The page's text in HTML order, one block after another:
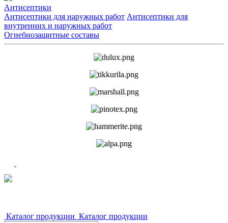
Антисептики
Антисептики для наружных работ Антисептики для
внутренних и наружных работ
Огнебиозащитные составы
Каталог продукции Каталог продукции